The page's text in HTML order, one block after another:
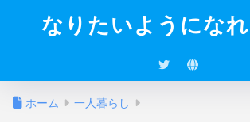
なりたいようにな
ホーム 一人暮らし